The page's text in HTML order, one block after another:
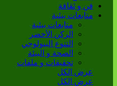
فن و ثقافة
متابعات بيئية
متابعات بيئية
الركن الأخضر
التنوع البيولوجي
الصحة و البيئة
تحقيقات و ملفات
عرض الكل
عرض الكل